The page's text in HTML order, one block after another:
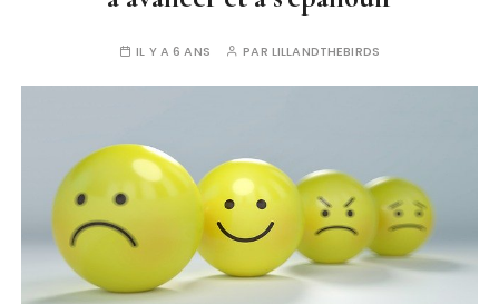
IL Y A 6 ANS PAR LILLANDTHEBIRDS